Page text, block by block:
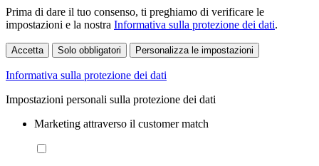
Prima di dare il tuo consenso, ti preghiamo di verificare le
impostazioni e la nostra Informativa sulla protezione dei dati.
Accetta Solo obbligatori Personalizza le impostazioni
Informativa sulla protezione dei dati
Impostazioni personali sulla protezione dei dati
Marketing attraverso il customer match